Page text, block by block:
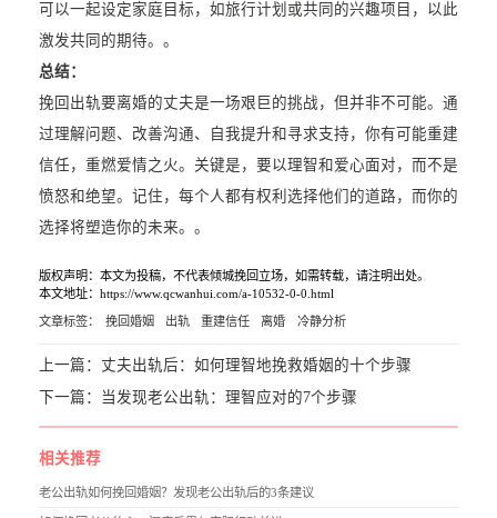
可以一起设定家庭目标，如旅行计划或共同的兴趣项目，以此
激发共同的期待。。
总结：
挽回出轨要离婚的丈夫是一场艰巨的挑战，但并非不可能。通
过理解问题、改善沟通、自我提升和寻求支持，你有可能重建
信任，重燃爱情之火。关键是，要以理智和爱心面对，而不是
愤怒和绝望。记住，每个人都有权利选择他们的道路，而你的
选择将塑造你的未来。。
版权声明：本文为投稿，不代表倾城挽回立场，如需转载，请注明出处。
本文地址：https://www.qcwanhui.com/a-10532-0-0.html
文章标签： 挽回婚姻 出轨 重建信任 离婚 冷静分析
上一篇： 丈夫出轨后：如何理智地挽救婚姻的十个步骤
下一篇： 当发现老公出轨：理智应对的7个步骤
相关推荐
老公出轨如何挽回婚姻？发现老公出轨后的3条建议